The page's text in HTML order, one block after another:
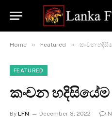
Home » Featured » කංචන
FEATURED
කංචන
By LFN December 3, 2022